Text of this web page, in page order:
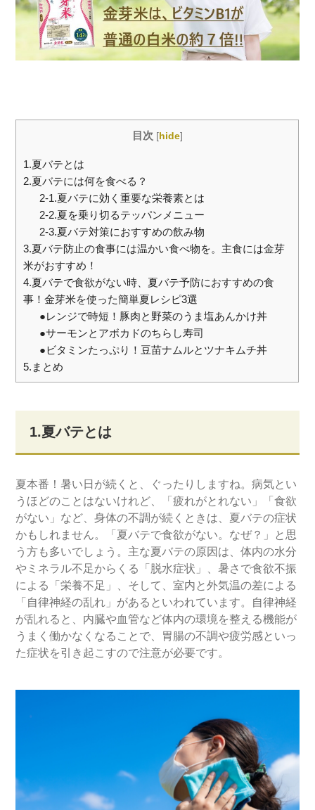
目次 [hide]
1.夏バテとは
2.夏バテには何を食べる？
2-1.夏バテに効く重要な栄養素とは
2-2.夏を乗り切るテッパンメニュー
2-3.夏バテ対策におすすめの飲み物
3.夏バテ防止の食事には温かい食べ物を。主食には金芽
米がおすすめ！
4.夏バテで食欲がない時、夏バテ予防におすすめの食
事！金芽米を使った簡単夏レシピ3選
●レンジで時短！豚肉と野菜のうま塩あんかけ丼
●サーモンとアボカドのちらし寿司
●ビタミンたっぷり！豆苗ナムルとツナキムチ丼
5.まとめ
1.夏バテとは
夏本番！暑い日が続くと、ぐったりしますね。病気とい
うほどのことはないけれど、「疲れがとれない」「食欲
がない」など、身体の不調が続くときは、夏バテの症状
かもしれません。「夏バテで食欲がない。なぜ？」と思
う方も多いでしょう。主な夏バテの原因は、体内の水分
やミネラル不足からくる「脱水症状」、暑さで食欲不振
による「栄養不足」、そして、室内と外気温の差による
「自律神経の乱れ」があるといわれています。自律神経
が乱れると、内臓や血管など体内の環境を整える機能が
うまく働かなくなることで、胃腸の不調や疲労感といっ
た症状を引き起こすので注意が必要です。